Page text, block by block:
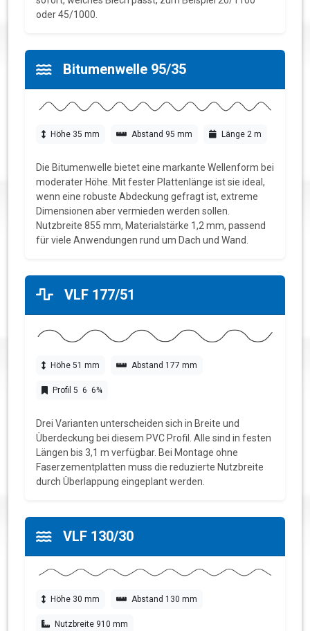
oder 45/1000.
Bitumenwelle 95/35
Höhe 35 mm Abstand 95 mm Länge 2 m
Die Bitumenwelle bietet eine markante Wellenform bei
moderater Höhe. Mit fester Plattenlänge ist sie ideal,
wenn eine robuste Abdeckung gefragt ist, extreme
Dimensionen aber vermieden werden sollen.
Nutzbreite 855 mm, Materialstärke 1,2 mm, passend
für viele Anwendungen rund um Dach und Wand.
VLF 177/51
Höhe 51 mm Abstand 177 mm
Profil 5 6 6¾
Drei Varianten unterscheiden sich in Breite und
Überdeckung bei diesem PVC Profil. Alle sind in festen
Längen bis 3,1 m verfügbar. Bei Montage ohne
Faserzementplatten muss die reduzierte Nutzbreite
durch Überlappung eingeplant werden.
VLF 130/30
Höhe 30 mm Abstand 130 mm
Nutzbreite 910 mm